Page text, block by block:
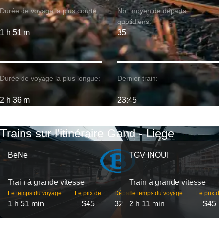
Durée de voyage la plus courte:
1 h 51 m
Durée de voyage la plus longue:
2 h 36 m
Nb. moyen de départs
quotidiens:
35
Dernier train:
23:45
Trains sur l’itinéraire Gand - Liege
BeNe
Train à grande vitesse
Le temps du voyage
1 h 51 min
Le prix de
$45
Départs
32
TGV INOUI
Train à grande vitesse
Le temps du voyage
2 h 11 min
Le prix
$45